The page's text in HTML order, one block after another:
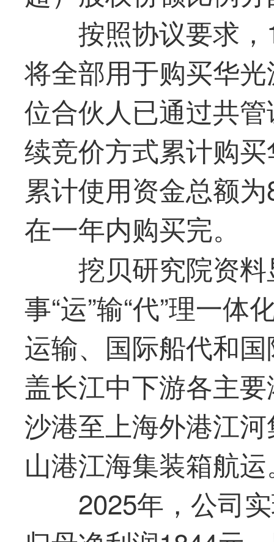
按照协议要求
将全部用于购买华光
位合伙人已通过共
续竞价方式累计购买
累计使用资金总额
在一年内购买完。
挖贝研究院资
事“运”输“代”理一
运输、国际船代和
盖长江中下游各主
沙港至上海外港江
山港江海集装箱航
2025年，公司